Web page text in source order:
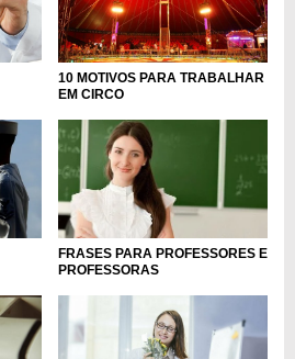
10 MOTIVOS PARA TRABALHAR
EM CIRCO
FRASES PARA PROFESSORES E
PROFESSORAS